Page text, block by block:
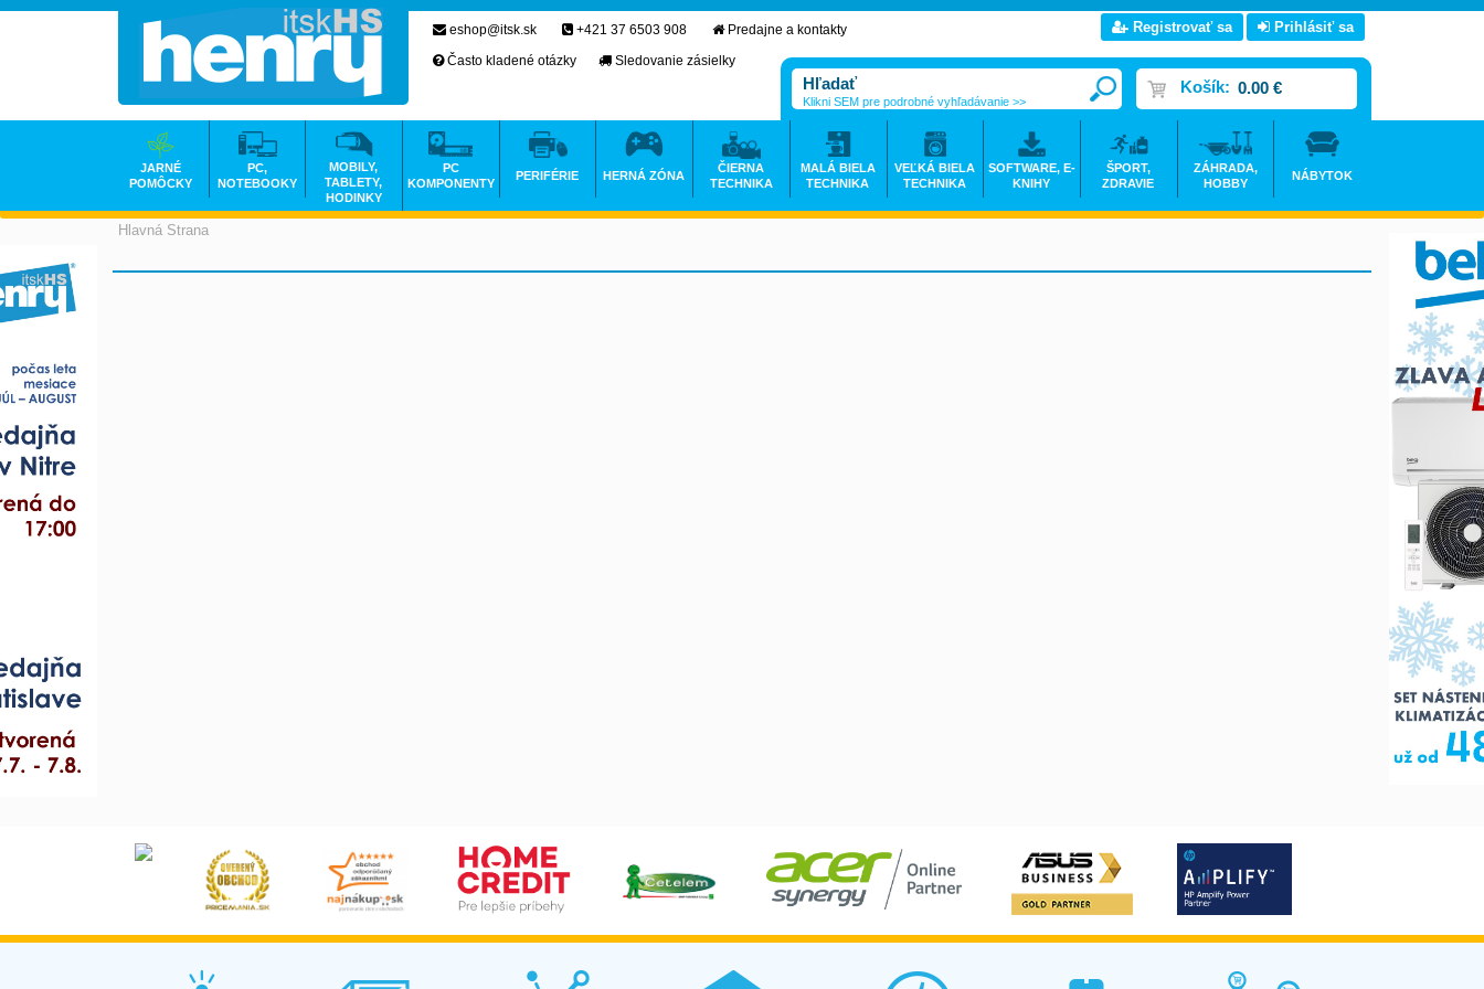
Hlavná Strana
eshop@itsk.sk +421 37 6503 908
Predajne a kontakty
Často kladené otázky
Sledovanie zásielky
Registrovať sa Prihlásiť sa
Košík: 0.00 €
Klikni SEM pre podrobné vyhľadávanie >>
JARNÉ
POMÔCKY
PC,
NOTEBOOKY
MOBILY,
TABLETY,
HODINKY
PC
KOMPONENTY
PERIFÉRIE HERNÁ ZÓNA
ČIERNA
TECHNIKA
MALÁ BIELA
TECHNIKA
VEĽKÁ BIELA
TECHNIKA
SOFTWARE, E-
KNIHY
ŠPORT,
ZDRAVIE
ZÁHRADA,
HOBBY
NÁBYTOK